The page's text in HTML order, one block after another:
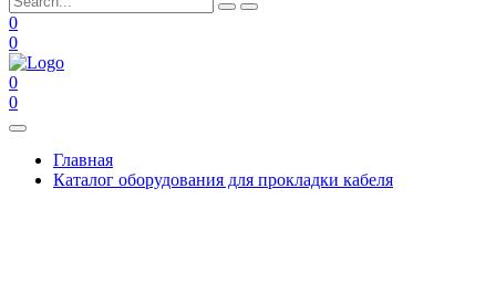
0
0
0
0
Главная
Каталог оборудования для прокладки кабеля